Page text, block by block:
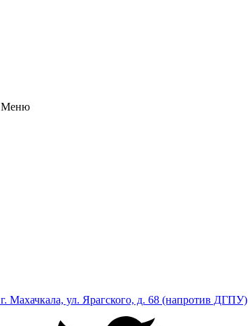
Меню
г. Махачкала, ул. Ярагского, д. 68 (напротив ДГПУ)